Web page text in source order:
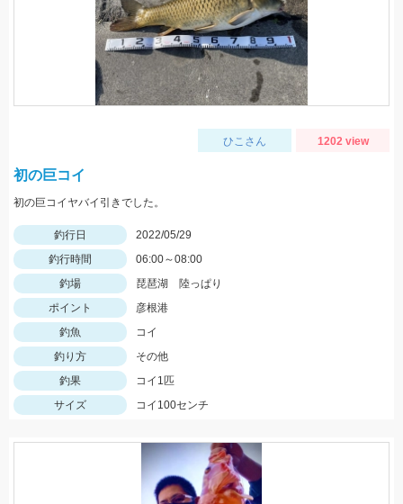
ひこさん 1202 view
初の巨コイ
初の巨コイヤバイ引きでした。
釣行日
2022/05/29
釣行時間
06:00～08:00
釣場
琵琶湖 陸っぱり
ポイント
彦根港
釣魚
コイ
釣り方
その他
釣果
コイ1匹
サイズ
コイ100センチ